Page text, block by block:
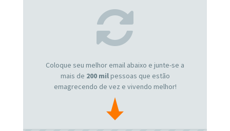
Coloque seu melhor email abaixo e junte-se a
mais de 200 milpessoas que estão
emagrecendo de vez e vivendo melhor!